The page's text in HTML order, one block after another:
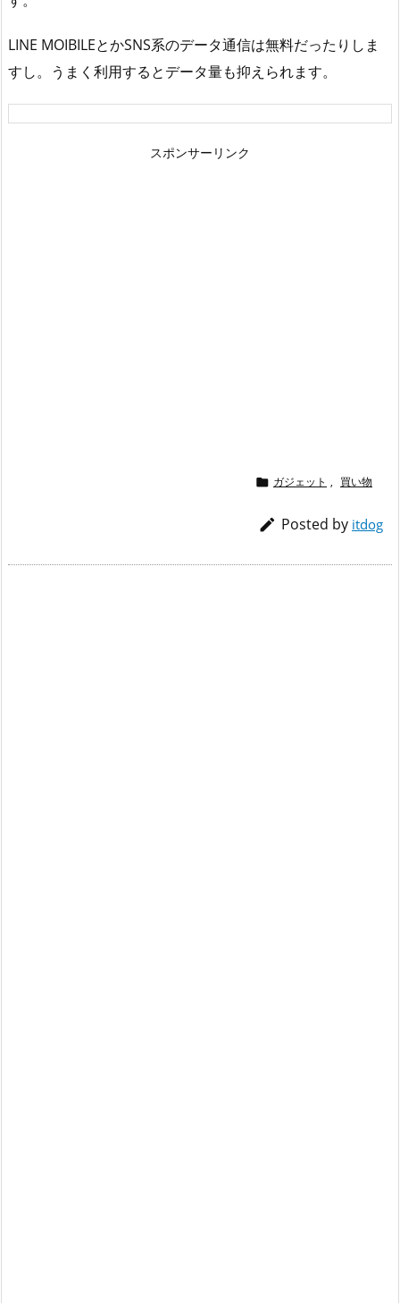
LINE MOIBILEとかSNS系のデータ通信は無料だったりしま
すし。うまく利用するとデータ量も抑えられます。
スポンサーリンク
 ガジェット , 買い物
 Posted by itdog